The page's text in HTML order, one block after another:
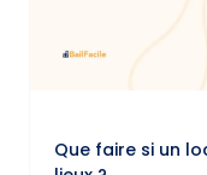
Que faire si un